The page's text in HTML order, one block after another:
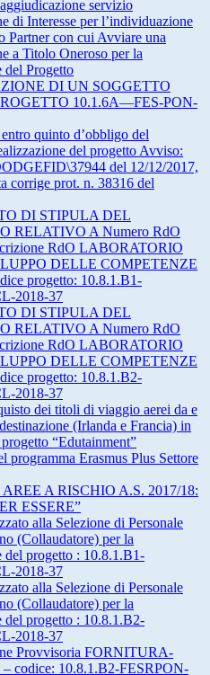
servizio
di Interesse per l’individuazione
Partner con cui Avviare una
a Titolo Oneroso per la
del Progetto
DI UN SOGGETTO
10.1.6A—FES-PON-
quinto d’obbligo del
del progetto Avviso:
del 12/12/2017,
corrige prot. n. 38316 del
DI STIPULA DEL
RELATIVO A Numero RdO
RdO LABORATORIO
DELLE COMPETENZE
progetto: 10.8.1.B1-
2018-37
DI STIPULA DEL
RELATIVO A Numero RdO
RdO LABORATORIO
DELLE COMPETENZE
progetto: 10.8.1.B2-
2018-37
dei titoli di viaggio aerei da e
(Irlanda e Francia) in
“Edutainment”
programma Erasmus Plus Settore
A RISCHIO A.S. 2017/18:
ESSERE”
alla Selezione di Personale
(Collaudatore) per la
del progetto : 10.8.1.B1-
2018-37
alla Selezione di Personale
(Collaudatore) per la
del progetto : 10.8.1.B2-
2018-37
Provvisoria FORNITURA-
codice: 10.8.1.B2-FESRPON-